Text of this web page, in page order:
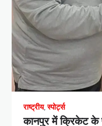
राष्ट्रीय,स्पोर्ट्स
कानपुर में क्रिकेट के